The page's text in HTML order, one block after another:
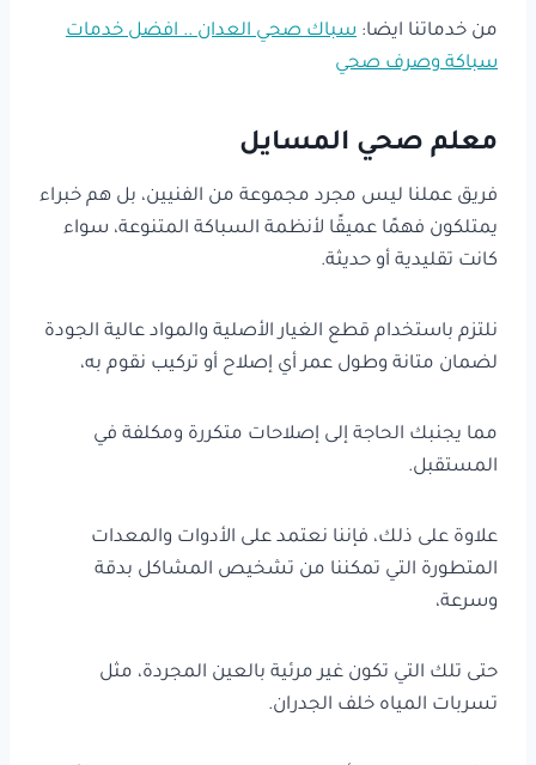
من خدماتنا ايضا: سباك صحي العدان .. افضل خدمات
سباكة وصرف صحي
معلم صحي المسايل
فريق عملنا ليس مجرد مجموعة من الفنيين، بل هم خبراء
يمتلكون فهمًا عميقًا لأنظمة السباكة المتنوعة، سواء
كانت تقليدية أو حديثة.
نلتزم باستخدام قطع الغيار الأصلية والمواد عالية الجودة
لضمان متانة وطول عمر أي إصلاح أو تركيب نقوم به،
مما يجنبك الحاجة إلى إصلاحات متكررة ومكلفة في
المستقبل.
علاوة على ذلك، فإننا نعتمد على الأدوات والمعدات
المتطورة التي تمكننا من تشخيص المشاكل بدقة
وسرعة،
حتى تلك التي تكون غير مرئية بالعين المجردة، مثل
تسربات المياه خلف الجدران.